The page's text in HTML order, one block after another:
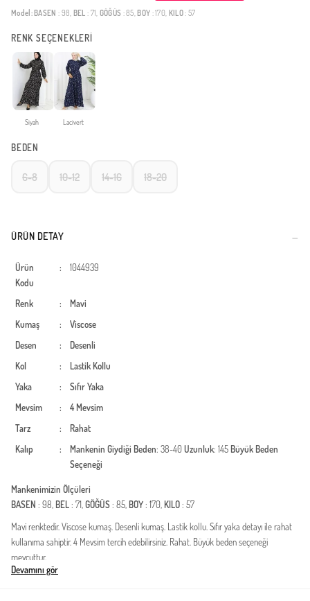
Model: BASEN : 98, BEL : 71, GÖĞÜS : 85, BOY : 170, KILO: 57
RENK SEÇENEKLERİ
Siyah Lacivert
BEDEN
6-8 10-12 14-16 18-20
ÜRÜN DETAY
Ürün
Kodu
: 1044939
Renk :
Mavi
Kumaş
:
Viscose
Desen
:
Desenli
Kol
:
Lastik Kollu
Yaka
:
Sıfır Yaka
Mevsim
:
4 Mevsim
Tarz
:
Rahat
Kalıp
: Mankenin Giydiği Beden: 38-40Uzunluk: 145 Büyük Beden
Seçeneği
Mankenimizin Ölçüleri
BASEN : 98, BEL: 71,GÖĞÜS: 85, BOY: 170, KILO: 57
Mavi renktedir. Viscose kumaş. Desenli kumaş. Lastik kollu. Sıfır yaka detayı ile rahat
kullanıma sahiptir. 4 Mevsim tercih edebilirsiniz. Rahat. Büyük beden seçeneği
mevcuttur.
Devamını gör